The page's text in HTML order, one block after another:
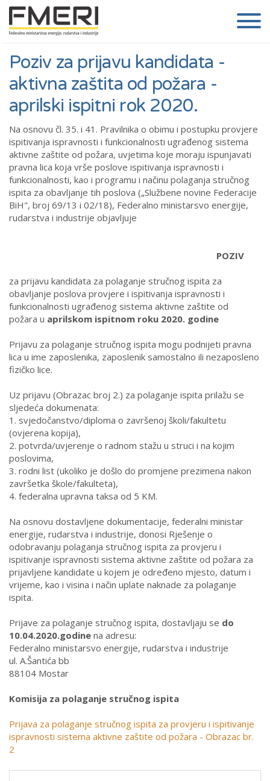
Poziv za prijavu kandidata -
aktivna zaštita od požara -
aprilski ispitni rok 2020.
Na osnovu čl. 35. i 41. Pravilnika o obimu i postupku provjere
ispitivanja ispravnosti i funkcionalnosti ugrađenog sistema
aktivne zaštite od požara, uvjetima koje moraju ispunjavati
pravna lica koja vrše poslove ispitivanja ispravnosti i
funkcionalnosti, kao i programu i načinu polaganja stručnog
ispita za obavljanje tih poslova („Službene novine Federacije
BiH", broj 69/13 i 02/18), Federalno ministarsvo energije,
rudarstva i industrije objavljuje
POZIV
za prijavu kandidata za polaganje stručnog ispita za
obavljanje poslova provjere i ispitivanja ispravnosti i
funkcionalnosti ugrađenog sistema aktivne zaštite od
požara u aprilskom ispitnom roku 2020. godine
Prijavu za polaganje stručnog ispita mogu podnijeti pravna
lica u ime zaposlenika, zaposlenik samostalno ili nezaposleno
fizičko lice.
Uz prijavu (Obrazac broj 2.) za polaganje ispita prilažu se
sljedeća dokumenata:
1. svjedočanstvo/diploma o završenoj školi/fakultetu
(ovjerena kopija),
2. potvrda/uvjerenje o radnom stažu u struci i na kojim
poslovima,
3. rodni list (ukoliko je došlo do promjene prezimena nakon
završetka škole/fakulteta),
4. federalna upravna taksa od 5 KM.
Na osnovu dostavljene dokumentacije, federalni ministar
energije, rudarstva i industrije, donosi Rješenje o
odobravanju polaganja stručnog ispita za provjeru i
ispitivanje ispravnosti sistema aktivne zaštite od požara za
prijavljene kandidate u kojem je određeno mjesto, datum i
vrijeme, kao i visina i način uplate naknade za polaganje
ispita.
Prijave za polaganje stručnog ispita, dostavljaju se do
10.04.2020.godine na adresu:
Federalno ministarsvo energije, rudarstva i industrije
ul. A.Šantića bb
88104 Mostar
Komisija za polaganje stručnog ispita
Prijava za polaganje stručnog ispita za provjeru i ispitivanje
ispravnosti sistema aktivne zaštite od požara - Obrazac br.
2